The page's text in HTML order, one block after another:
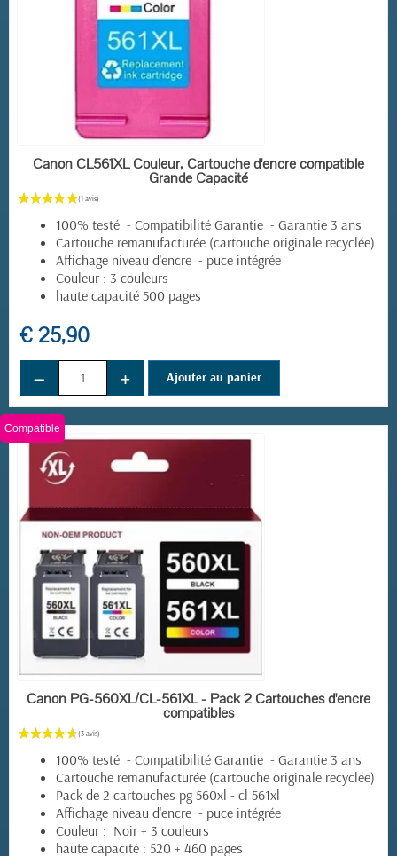
(2 avis)
EN STOCK
Canon CL561XL Couleur, Cartouche d'encre compatible
Grande Capacité
100% testé - Compatibilité Garantie - Garantie 3 ans
Cartouche remanufacturée (cartouche originale recyclée)
Affichage niveau d'encre - puce intégrée
Couleur : 3 couleurs
haute capacité 500 pages
€ 25,90
− + Ajouter au panier
EN STOCK
Compatible
Canon PG-560XL/CL-561XL - Pack 2 Cartouches d'encre
compatibles
100% testé - Compatibilité Garantie - Garantie 3 ans
Cartouche remanufacturée (cartouche originale recyclée)
Pack de 2 cartouches pg 560xl - cl 561xl
Affichage niveau d'encre - puce intégrée
Couleur : Noir + 3 couleurs
haute capacité : 520 + 460 pages